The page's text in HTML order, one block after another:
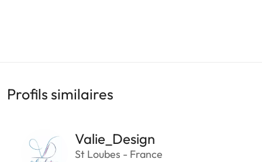
Profils similaires
Valie_Design
St Loubes - France